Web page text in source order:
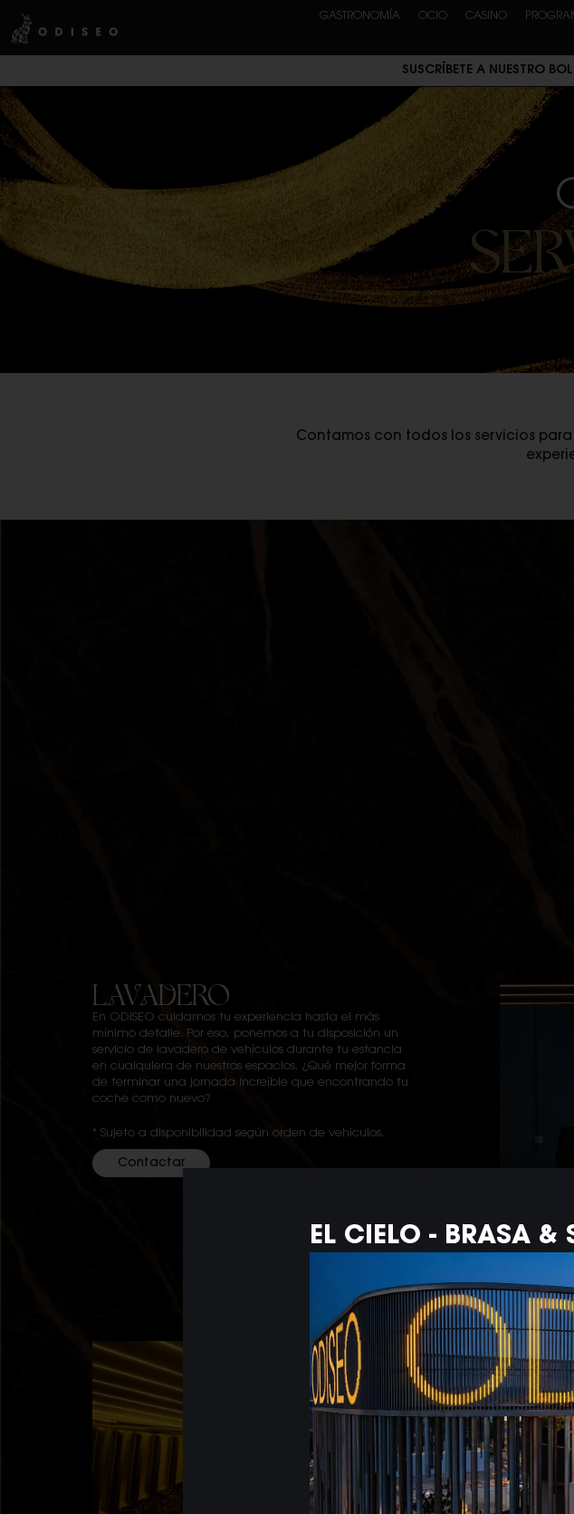
GASTRONOMÍA OCIO CASINO
SUSCRÍBETE A NUESTRO
Contamos con todos los servicios
LAVADERO
En ODISEO cuidamos tu experiencia hasta el más
mínimo detalle. Por eso, ponemos a tu disposición un
servicio de lavadero de vehículos durante tu estancia
en cualquiera de nuestros espacios. ¿Qué mejor forma
de terminar una jornada increíble que encontrando tu
coche como nuevo?
* Sujeto a disponibilidad según orden de vehículos.
Contactar
EL CIELO - BRASA &